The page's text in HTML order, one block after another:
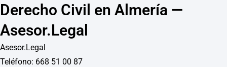
Derecho Civil en Almería —
Asesor.Legal
Asesor.Legal
Teléfono: 668 51 00 87